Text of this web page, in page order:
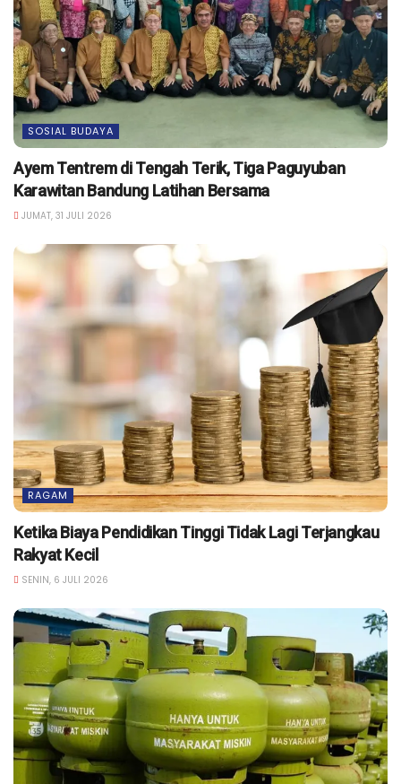
SOSIAL BUDAYA
Ayem Tentrem di Tengah Terik, Tiga Paguyuban
Karawitan Bandung Latihan Bersama
JUMAT, 31 JULI 2026
RAGAM
Ketika Biaya Pendidikan Tinggi Tidak Lagi Terjangkau
Rakyat Kecil
SENIN, 6 JULI 2026